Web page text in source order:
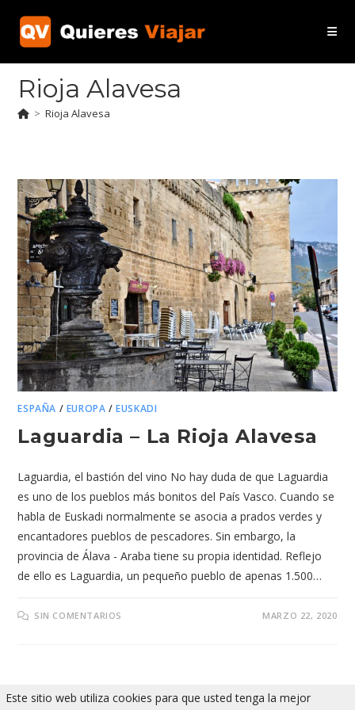
contenido
Rioja Alavesa
> Rioja Alavesa
ESPAÑA / EUROPA /EUSKADI
Laguardia – La Rioja Alavesa
Laguardia, el bastión del vino No hay duda de que Laguardia
es uno de los pueblos más bonitos del País Vasco. Cuando se
habla de Euskadi normalmente se asocia a prados verdes y
encantadores pueblos de pescadores. Sin embargo, la
provincia de Álava - Araba tiene su propia identidad. Reflejo
de ello es Laguardia, un pequeño pueblo de apenas 1.500…
SIN COMENTARIOS MARZO 22, 2020
Este sitio web utiliza cookies para que usted tenga la mejor